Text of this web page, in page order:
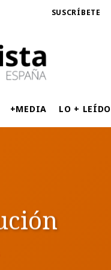
SUSCRÍBETE
+MEDIA LO + LEÍDO